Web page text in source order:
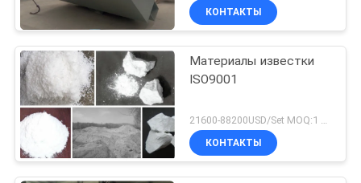
КОНТАКТЫ
Материалы известки
ISO9001
КОНТАКТЫ